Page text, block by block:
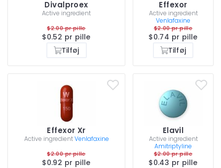
Divalproex
Active ingredient
$2.00 pr pille
$0.52 pr pille
Tilføj
Effexor
Active ingredient
Venlafaxine
$2.00 pr pille
$0.74 pr pille
Tilføj
Effexor Xr
Active ingredient Venlafaxine
$2.00 pr pille
$0.92 pr pille
Elavil
Active ingredient
Amitriptyline
$2.00 pr pille
$0.43 pr pille